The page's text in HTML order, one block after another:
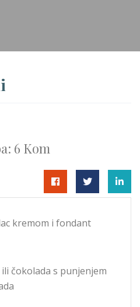
6 Kom
kremom i fondant
čokolada s punjenjem